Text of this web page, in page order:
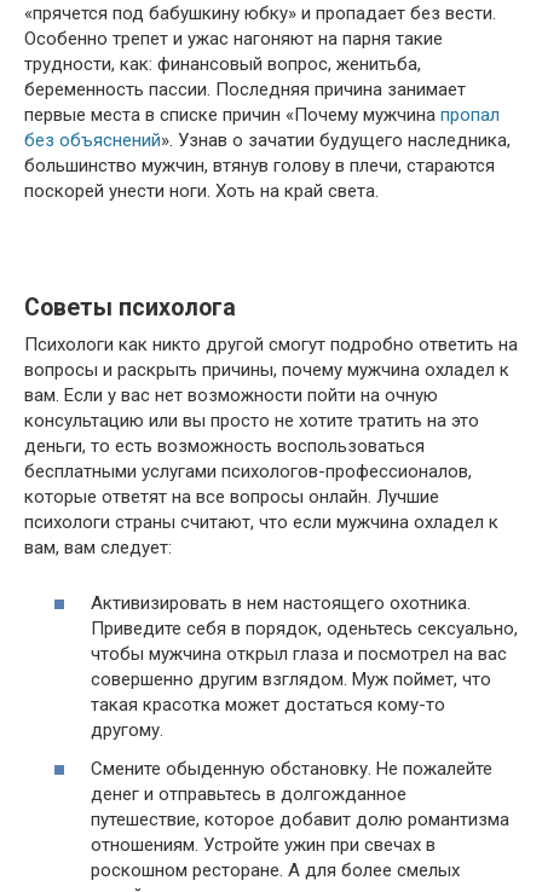
«прячется под бабушкину юбку» и пропадает без вести.
Особенно трепет и ужас нагоняют на парня такие
трудности, как: финансовый вопрос, женитьба,
беременность пассии. Последняя причина занимает
первые места в списке причин «Почему мужчина пропал
без объяснений». Узнав о зачатии будущего наследника,
большинство мужчин, втянув голову в плечи, стараются
поскорей унести ноги. Хоть на край света.
Советы психолога
Психологи как никто другой смогут подробно ответить на
вопросы и раскрыть причины, почему мужчина охладел к
вам. Если у вас нет возможности пойти на очную
консультацию или вы просто не хотите тратить на это
деньги, то есть возможность воспользоваться
бесплатными услугами психологов-профессионалов,
которые ответят на все вопросы онлайн. Лучшие
психологи страны считают, что если мужчина охладел к
вам, вам следует:
Активизировать в нем настоящего охотника.
Приведите себя в порядок, оденьтесь сексуально,
чтобы мужчина открыл глаза и посмотрел на вас
совершенно другим взглядом. Муж поймет, что
такая красотка может достаться кому-то
другому.
Смените обыденную обстановку. Не пожалейте
денег и отправьтесь в долгожданное
путешествие, которое добавит долю романтизма
отношениям. Устройте ужин при свечах в
роскошном ресторане. А для более смелых